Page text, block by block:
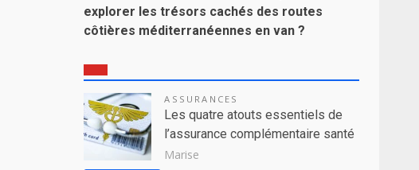
explorer les trésors cachés des routes
côtières méditerranéennes en van ?
ASSURANCES
Les quatre atouts essentiels de
l’assurance complémentaire santé
Marise